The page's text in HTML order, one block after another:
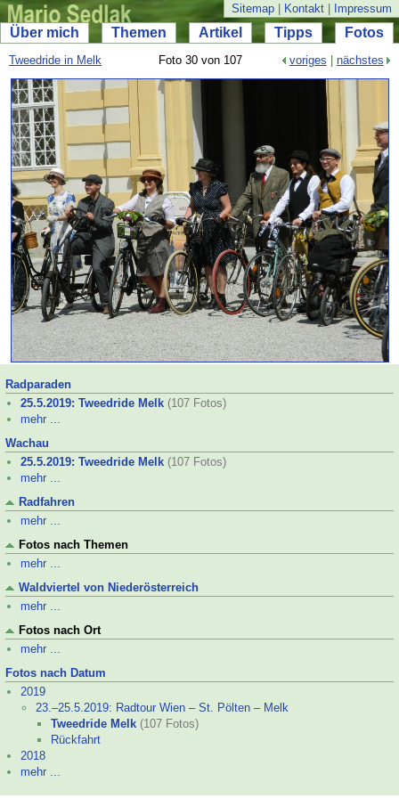
Sitemap Kontakt Impressum
Über mich Themen Artikel Tipps Fotos
Tweedride in Melk Foto 30 von 107 voriges nächstes
Radparaden
25.5.2019: Tweedride Melk (107 Fotos)
mehr ...
Wachau
25.5.2019: Tweedride Melk (107 Fotos)
mehr ...
Radfahren
mehr ...
Fotos nach Themen
mehr ...
Waldviertel von Niederösterreich
mehr ...
Fotos nach Ort
mehr ...
Fotos nach Datum
2019
23.–25.5.2019: Radtour Wien – St. Pölten – Melk
Tweedride Melk (107 Fotos)
Rückfahrt
2018
mehr ...